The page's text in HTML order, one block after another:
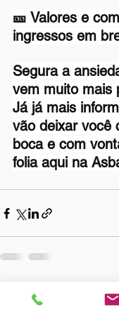
🎫 Valores e
ingressos em
Segura a
vem muito
Já já mais
vão deixar você
boca e com
folia aqui na
Posts Relacionados